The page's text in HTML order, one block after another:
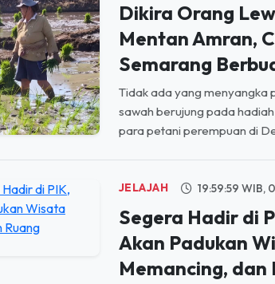
Dikira Orang
Mentan Amran,
Semarang
Tidak ada yang menyangka
sawah berujung pada
para petani perempuan di
JELAJAH 19:59:59 WIB,
Segera Hadir di
Akan Padukan
Memancing, dan